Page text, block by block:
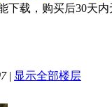
下载，购买后30天
| 显示全部楼层